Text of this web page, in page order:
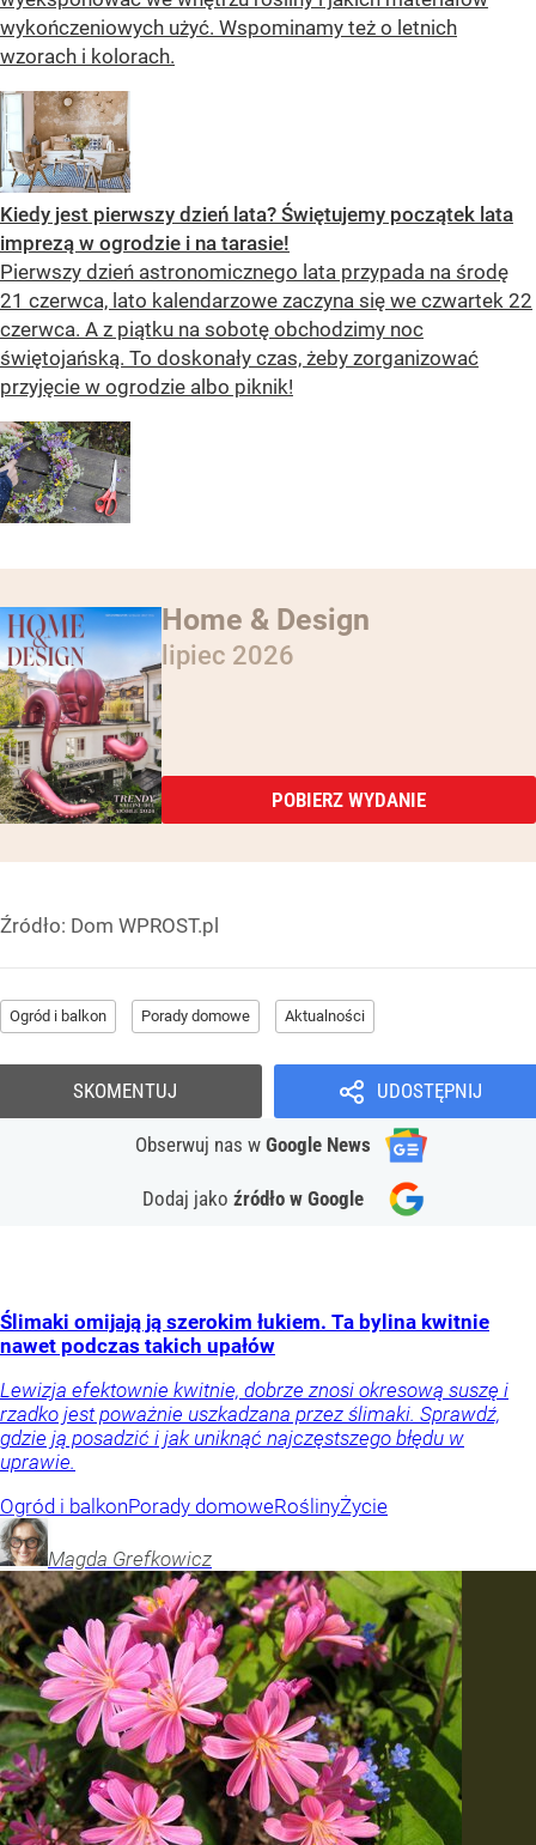
wykończeniowych użyć. Wspominamy też o letnich
wzorach i kolorach.
Kiedy jest pierwszy dzień lata? Świętujemy początek lata
imprezą w ogrodzie i na tarasie!
Pierwszy dzień astronomicznego lata przypada na środę
21 czerwca, lato kalendarzowe zaczyna się we czwartek 22
czerwca. A z piątku na sobotę obchodzimy noc
świętojańską. To doskonały czas, żeby zorganizować
przyjęcie w ogrodzie albo piknik!
Home & Design
lipiec 2026
POBIERZ WYDANIE
Źródło: Dom WPROST.pl
Ogród i balkon Porady domowe Aktualności
UDOSTĘPNIJ
Obserwuj nas w Google News
Dodaj jako źródło w Google
SKOMENTUJ
Ślimaki omijają ją szerokim łukiem. Ta bylina kwitnie
nawet podczas takich upałów
Lewizja efektownie kwitnie, dobrze znosi okresową suszę i
rzadko jest poważnie uszkadzana przez ślimaki. Sprawdź,
gdzie ją posadzić i jak uniknąć najczęstszego błędu w
uprawie.
Ogród i balkonPorady domoweRoślinyŻycie
Magda Grefkowicz